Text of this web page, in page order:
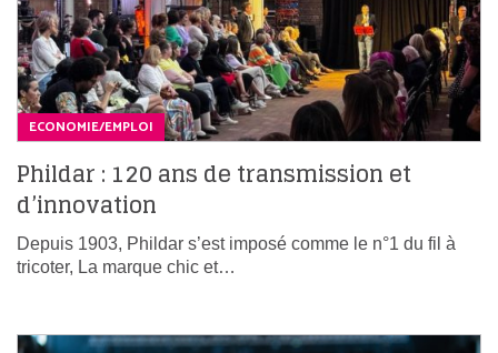
ECONOMIE/EMPLOI
Phildar : 120 ans de transmission et
d’innovation
Depuis 1903, Phildar s’est imposé comme le n°1 du fil à
tricoter, La marque chic et…